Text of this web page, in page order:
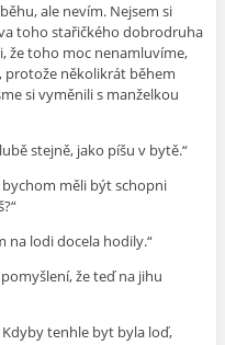
ale nevím. Nejsem si
toho stařičkého dobrodruha
že toho moc nenamluvíme,
protože několikrát během
si vyměnili s manželkou
stejně, jako píšu v bytě.“
bychom měli být schopni
na lodi docela hodily.“
že teď na jihu
tenhle byt byla loď,